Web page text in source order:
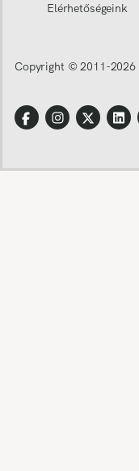
Elérhetőségeink
Copyright © 2011-2026